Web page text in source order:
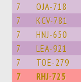
7 OJA-718
7 KCV-781
7 HNJ-650
7 LEA-921
7 TOE-279
7 RHJ-725